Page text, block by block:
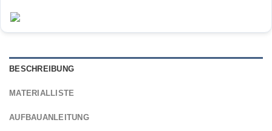
BESCHREIBUNG
MATERIALLISTE
AUFBAUANLEITUNG